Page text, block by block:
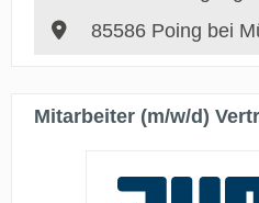
85586 Poing bei
Mitarbeiter (m/w/d)